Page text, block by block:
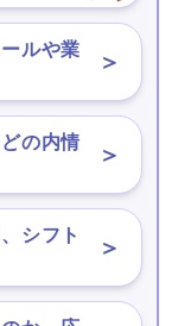
ルや業
＞
の内情
＞
シフト
＞